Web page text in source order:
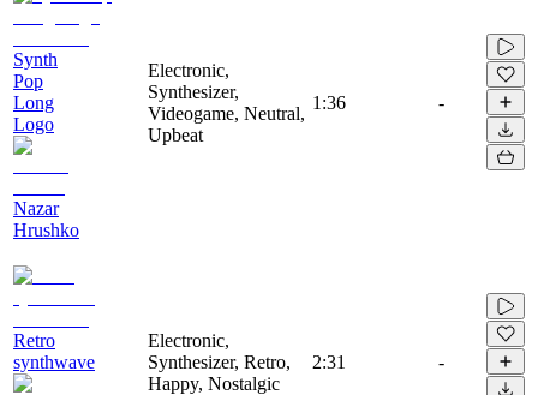
Synth
Pop
Long
Logo
Nazar
Hrushko
Electronic,
Synthesizer,
Videogame, Neutral,
Upbeat
1:36 -
Retro
synthwave
Electronic,
Synthesizer, Retro,
Happy, Nostalgic
2:31 -